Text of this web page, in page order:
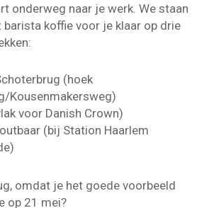
onderweg naar je werk. We staan
barista koffie voor je klaar op drie
(hoek
Kousenmakersweg)
voor Danish Crown)
(bij Station Haarlem
omdat je het goede voorbeeld
op 21 mei?